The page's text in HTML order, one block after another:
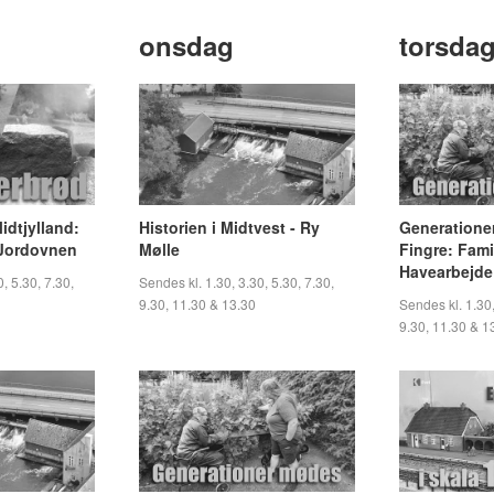
5.30, 7.30,
onsdag
Historien i Midtvest - Ry
Mølle
Sendes kl. 1.30, 3.30, 5.30, 7.30,
9.30, 11.30 & 13.30
Fingre:
Sendes kl.
9.30, 11.30 &